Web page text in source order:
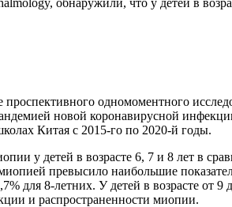
одномоментного
новой коронавирусной
Китая с 2015-го по 2020-й годы.
у детей в возрасте 6, 7 и 8 лет в
превысило наибольшие
для 8-летних. У детей в возрасте от
и распространенности миопии.